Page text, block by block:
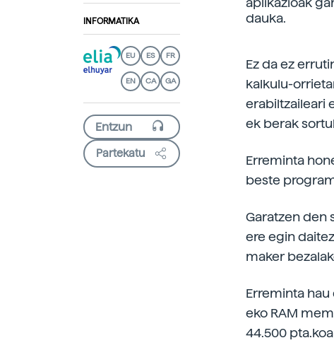
INFORMATIKA
EU ES FR
EN CA GA
Partekatu
dauka.
Ez da ez
kalkulu-
erabiltzaileari
ek berak
Erreminta
beste
Garatzen den
ere egin
maker
Erreminta
eko RAM
44.500